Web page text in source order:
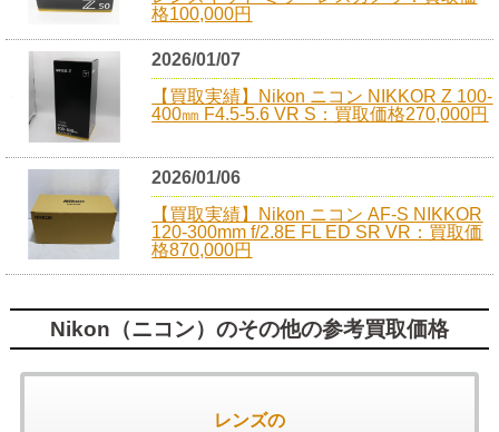
格100,000円
2026/01/07
【買取実績】Nikon ニコン NIKKOR Z 100-
400㎜ F4.5-5.6 VR S：買取価格270,000円
2026/01/06
【買取実績】Nikon ニコン AF-S NIKKOR
120-300mm f/2.8E FL ED SR VR：買取価
格870,000円
Nikon（ニコン）のその他の参考買取価格
レンズの